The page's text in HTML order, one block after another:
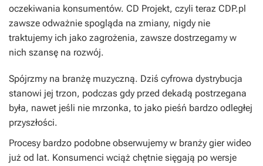
oczekiwania konsumentów. CD Projekt, czyli teraz CDP.pl
zawsze odważnie spogląda na zmiany, nigdy nie
traktujemy ich jako zagrożenia, zawsze dostrzegamy w
nich szansę na rozwój.
Spójrzmy na branżę muzyczną. Dziś cyfrowa dystrybucja
stanowi jej trzon, podczas gdy przed dekadą postrzegana
była, nawet jeśli nie mrzonka, to jako pieśń bardzo odległej
przyszłości.
Procesy bardzo podobne obserwujemy w branży gier wideo
już od lat. Konsumenci wciąż chętnie sięgają po wersje